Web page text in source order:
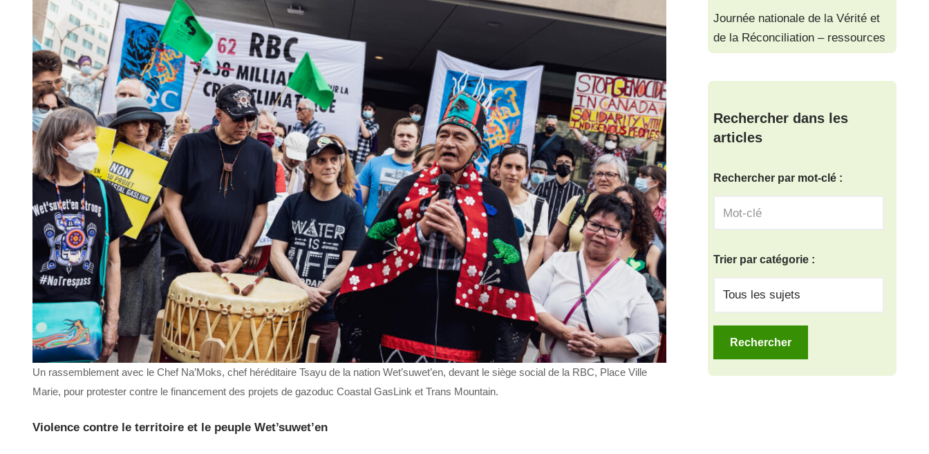
Un rassemblement avec le Chef Na’Moks, chef héréditaire Tsayu de la nation Wet’suwet’en, devant le siège social de la RBC, Place Ville
Marie, pour protester contre le financement des projets de gazoduc Coastal GasLink et Trans Mountain.
Violence contre le territoire et le peuple Wet’suwet’en
Journée nationale de la Vérité et
de la Réconciliation – ressources
Rechercher dans les
articles
Rechercher par mot-clé :
Trier par catégorie :